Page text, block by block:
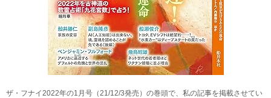
ザ・フナイ2022年の1月号（21/12/3発売）の巻頭で、私の記事を掲載させてい